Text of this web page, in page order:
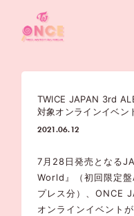
TWICE JAPAN 3rd
対象オンラインイベン
2021.06.12
7月28日発売となる
World』（初回限定
プレス分）、ONCE
オンラインイベント